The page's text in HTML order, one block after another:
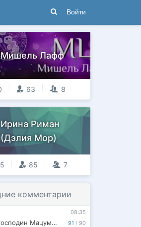
Войти
Мишель Лафф
63 8
Ирина Риман
(Дэлия Мор)
85 7
комментарии
91 / 90
08:35
Меня зовут господин Мацумото! том 6